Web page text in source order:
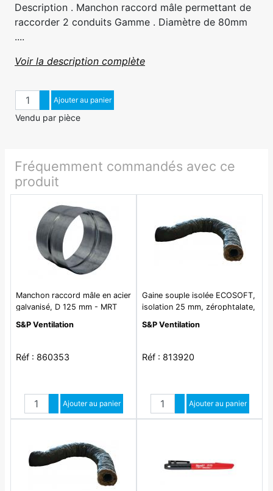
Description . Manchon raccord mâle permettant de
raccorder 2 conduits Gamme . Diamètre de 80mm
....
Voir la description complète
QuantitéAugmenter quantité
Diminuer quantité
Ajouter au panier
Vendu par pièce
Fréquemment commandés avec ce
produit
Manchon raccord mâle en acier
galvanisé, D 125 mm - MRT
S&P Ventilation
Réf : 860353
Quantité
Augmenter quantité
Diminuer quantité
Ajouter au panier
Gaine souple isolée ECOSOFT,
isolation 25 mm, zérophtalate,
80 ECOSOFT
S&P Ventilation
Réf : 813920
Quantité
Augmenter quantité
Diminuer quantité
Ajouter au panier